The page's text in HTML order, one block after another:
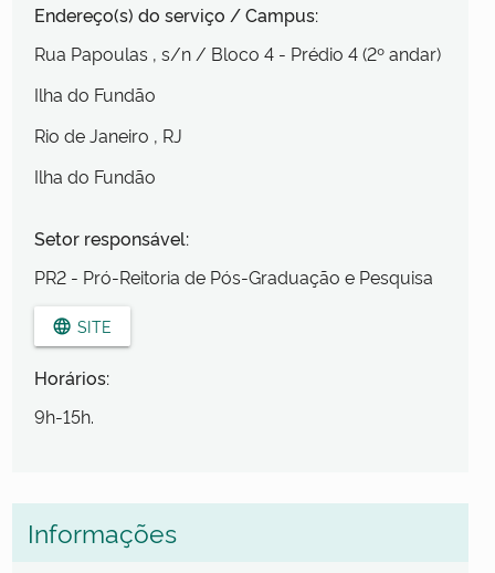
Endereço(s) do serviço / Campus:
Rua Papoulas , s/n / Bloco 4 - Prédio 4 (2º andar)
Ilha do Fundão
Rio de Janeiro , RJ
Ilha do Fundão
Setor responsável:
PR2 - Pró-Reitoria de Pós-Graduação e Pesquisa
language SITE
Horários:
9h-15h.
Informações